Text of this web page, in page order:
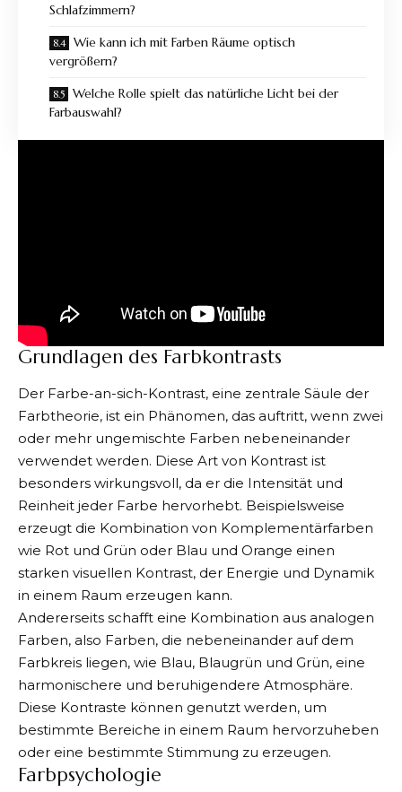
Schlafzimmern?
Wie kann ich mit Farben Räume optisch
vergrößern?
Welche Rolle spielt das natürliche Licht bei der
Farbauswahl?
Grundlagen des Farbkontrasts
Der Farbe-an-sich-Kontrast, eine zentrale Säule der
Farbtheorie, ist ein Phänomen, das auftritt, wenn zwei
oder mehr ungemischte Farben nebeneinander
verwendet werden. Diese Art von Kontrast ist
besonders wirkungsvoll, da er die Intensität und
Reinheit jeder Farbe hervorhebt. Beispielsweise
erzeugt die Kombination von Komplementärfarben
wie Rot und Grün oder Blau und Orange einen
starken visuellen Kontrast, der Energie und Dynamik
in einem Raum erzeugen kann.
Andererseits schafft eine Kombination aus analogen
Farben, also Farben, die nebeneinander auf dem
Farbkreis liegen, wie Blau, Blaugrün und Grün, eine
harmonischere und beruhigendere Atmosphäre.
Diese Kontraste können genutzt werden, um
bestimmte Bereiche in einem Raum hervorzuheben
oder eine bestimmte Stimmung zu erzeugen.
Farbpsychologie